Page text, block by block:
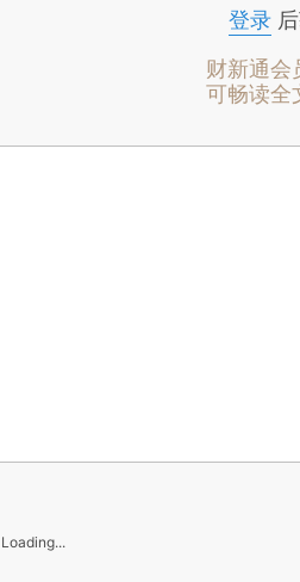
登录后
财新通会
可畅读全
Loading...